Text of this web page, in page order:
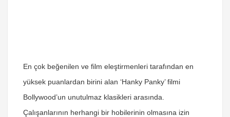
En çok beğenilen ve film eleştirmenleri tarafından en
yüksek puanlardan birini alan ‘Hanky Panky’ filmi
Bollywood’un unutulmaz klasikleri arasında.
Çalışanlarının herhangi bir hobilerinin olmasına izin